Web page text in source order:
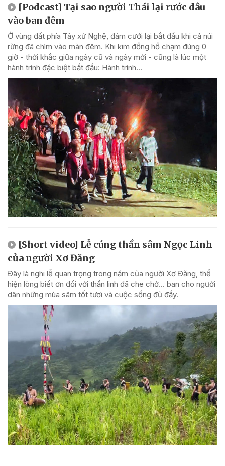
[Podcast] Tại sao người Thái lại rước dâu
vào ban đêm
Ở vùng đất phía Tây xứ Nghệ, đám cưới lại bắt đầu khi cả núi
rừng đã chìm vào màn đêm. Khi kim đồng hồ chạm đúng 0
giờ - thời khắc giữa ngày cũ và ngày mới - cũng là lúc một
hành trình đặc biệt bắt đầu: Hành trình...
[Short video] Lễ cúng thần sâm Ngọc Linh
của người Xơ Đăng
Đây là nghi lễ quan trọng trong năm của người Xơ Đăng, thể
hiện lòng biết ơn đối với thần linh đã che chở... ban cho người
dân những mùa sâm tốt tươi và cuộc sống đủ đầy.